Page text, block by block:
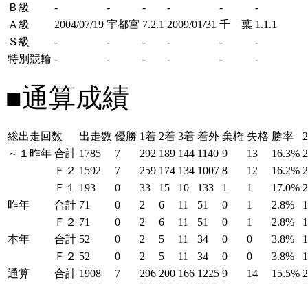
Ｂ級
- - - - -
-
Ａ級
2004/07/19 宇都宮 7.2.1 2009/01/31 千 葉 1.1.1
Ｓ級
- - - - -
-
特別競輪 - - - - - -
■通算成績
総出走回数 出走数 優勝 1着 2着 3着 着外 棄権 失格 勝率
～１昨年 合計 1785 7 292 189 144 1140 9 13 16.3%
Ｆ２ 1592 7 259 174 134 1007 8 12 16.2%
Ｆ１
193 0 33 15 10 133 1 1 17.0%
昨年
合計 71 0 2 6 11 51 0 1 2.8%
Ｆ２ 71 0 2 6 11 51 0 1 2.8%
本年
合計 52 0 2 5 11 34 0 0 3.8%
Ｆ２ 52 0 2 5 11 34 0 0 3.8%
通算
合計 1908 7 296 200 166 1225 9 14 15.5%